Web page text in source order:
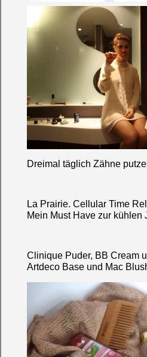
Dreimal täglich Zähne
La Prairie. Cellular Time
Mein Must Have zur kühlen
Clinique Puder, BB Cream
Artdeco Base und Mac